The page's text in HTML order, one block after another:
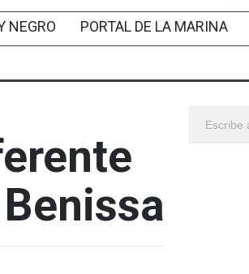
NEGRO PORTAL DE LA MARINA